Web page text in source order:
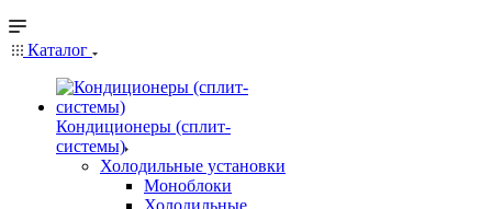
Каталог
Кондиционеры (сплит-
системы)
Холодильные установки
Моноблоки
Холодильные